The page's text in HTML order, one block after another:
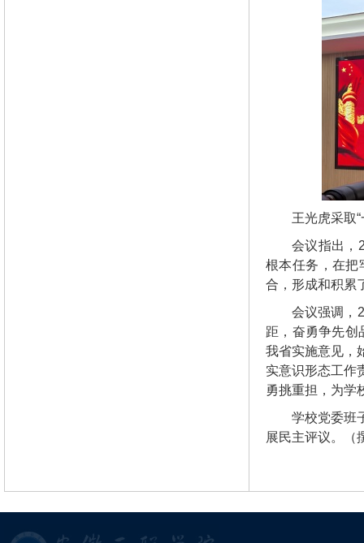
王光虎采取
会议指出，
根本任务，在把
合，形成和积累
会议强调，
距，奋勇争先创
我省实施意见，
实意识形态工作
勇挑重担，为学
学校党委班
展民主评议。（